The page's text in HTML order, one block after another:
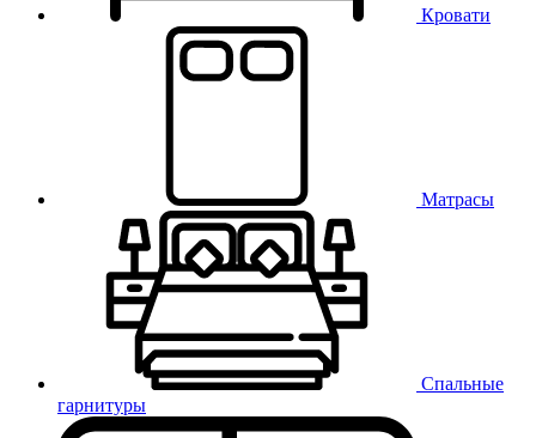
Кровати
Матрасы
Спальные
гарнитуры